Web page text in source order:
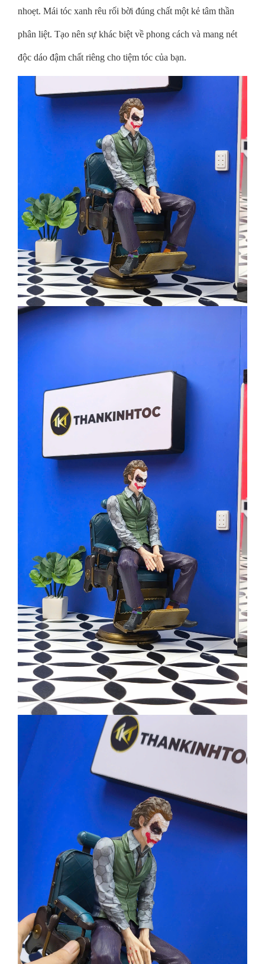
nhoẹt. Mái tóc xanh rêu rối bời đúng chất một kẻ tâm thần
phân liệt. Tạo nên sự khác biệt về phong cách và mang nét
độc dáo đậm chất riêng cho tiệm tóc của bạn.